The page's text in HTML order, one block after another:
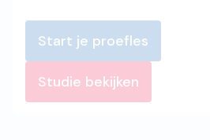
Start je proefles
Studie bekijken